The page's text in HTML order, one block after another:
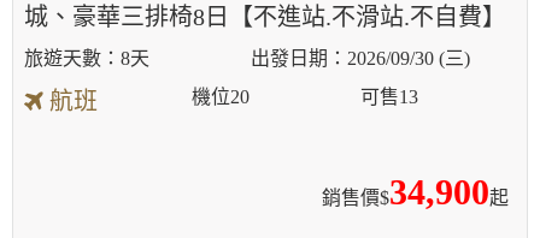
城、豪華三排椅8日【不進站.不滑站.不自費】
8天 2026/09/30 (三)
航班
銷售價$34,900起
機位20 可售13